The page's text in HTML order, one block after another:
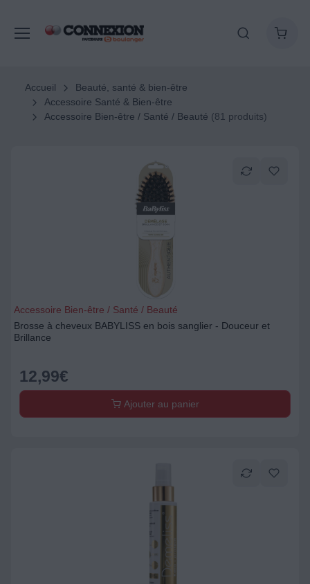
Accueil
Beauté, santé & bien-être
Accessoire Santé & Bien-être
Accessoire Bien-être / Santé / Beauté (81 produits)
Accessoire Bien-être / Santé / Beauté
Brosse à cheveux BABYLISS en bois sanglier - Douceur et
Brillance
12,99€
Ajouter au panier